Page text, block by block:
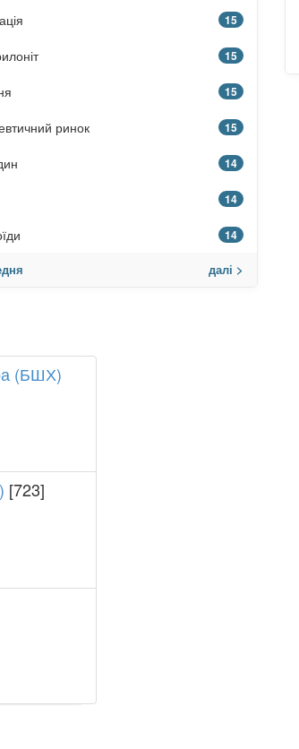
15
15
15
ринок 15
14
14
14
далі >
(БШХ)
[723]